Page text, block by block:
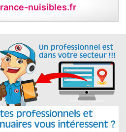
nuisibles.fr